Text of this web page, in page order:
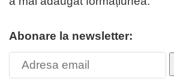
Abonare la newsletter: